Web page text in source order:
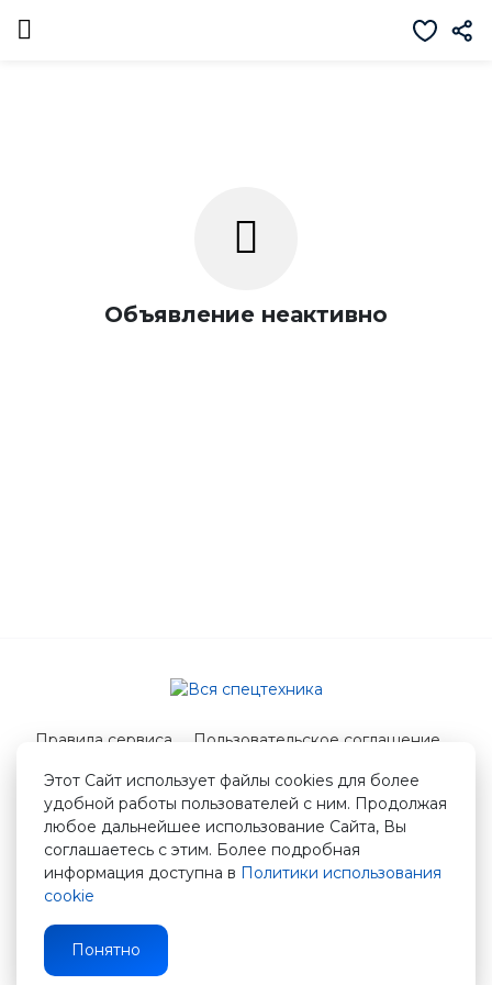
Объявление неактивно
Этот Сайт использует файлы cookies для более
удобной работы пользователей с ним. Продолжая
любое дальнейшее использование Сайта, Вы
соглашаетесь с этим. Более подробная
информация доступна в Политики использования
cookie
Понятно
Правила сервиса
Пользовательское соглашение
© 2026 Вся спецтехника
info@vstshop.ru